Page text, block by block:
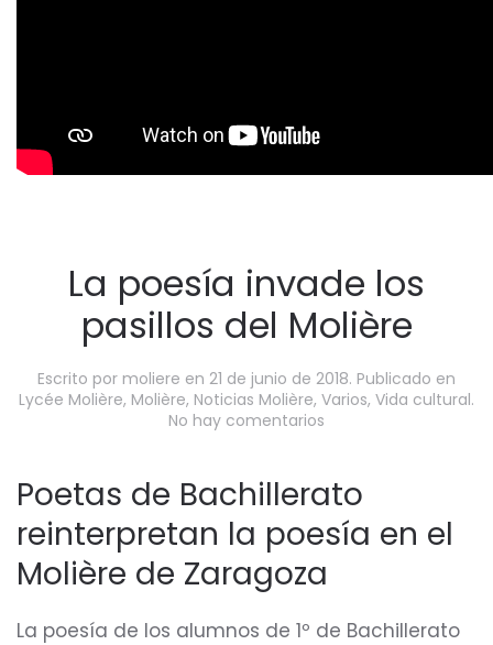
La poesía invade los
pasillos del Molière
Escrito por moliere en 21 de junio de 2018. Publicado en
Lycée Molière, Molière, Noticias Molière, Varios, Vida cultural.
No hay comentarios
invade
los
pasillos
del
Molière
Poetas de Bachillerato
reinterpretan la poesía en el
Molière de Zaragoza
La poesía de los alumnos de 1º de Bachillerato